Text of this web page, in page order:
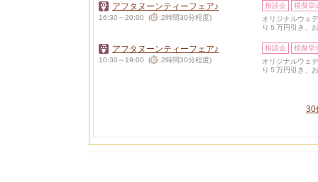
アフタヌーンティーフェア♪
16:30～20:00 ( :2時間30分程度)
相談会
模擬挙
オリジナルウェ
り５万円引き、
アフタヌーンティーフェア♪
10:30～19:00 ( :2時間30分程度)
相談会
模擬挙
オリジナルウェ
り５万円引き、
30